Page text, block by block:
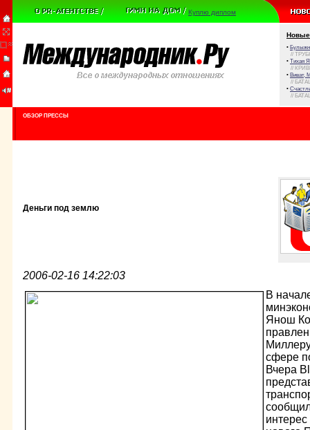
Куплю диплом
Новые
•
//
• Тихая
//
• Виват,
//
•
//
ОБЗОР ПРЕССЫ
Деньги под землю
2006-02-16 14:22:03
В
Янош
сфере
Вчера
интерес